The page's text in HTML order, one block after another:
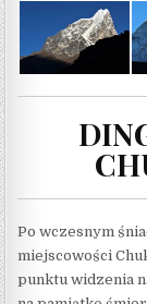
Po wczesnym
miejscowości
punktu widzenia